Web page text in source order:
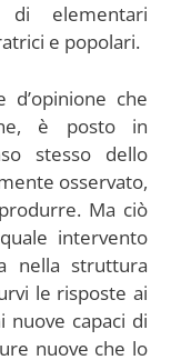
di elementari
e popolari.
che
è posto in
stesso dello
osservato,
Ma ciò
intervento
nella struttura
le risposte ai
nuove capaci di
nuove che lo